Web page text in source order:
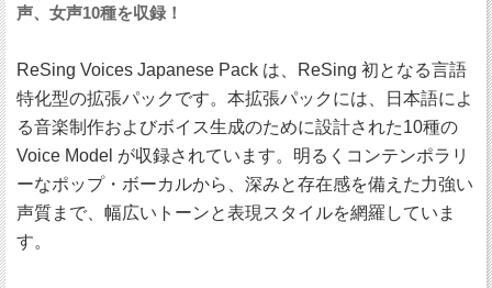
声、女声10種を収録！
ReSing Voices Japanese Pack は、ReSing 初となる言語
特化型の拡張パックです。本拡張パックには、日本語によ
る音楽制作およびボイス生成のために設計された10種の
Voice Model が収録されています。明るくコンテンポラリ
ーなポップ・ボーカルから、深みと存在感を備えた力強い
声質まで、幅広いトーンと表現スタイルを網羅していま
す。